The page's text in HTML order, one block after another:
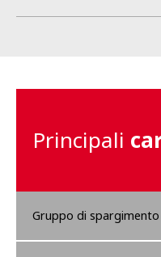
Principali
Gruppo di spargimento